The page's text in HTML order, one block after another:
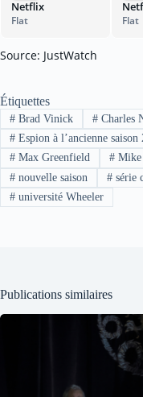
Netflix
Flat Flat
Source: JustWatch
Étiquettes
#Brad Vinick #Charles
#Espion à l’ancienne saison
#Max Greenfield #Mike
#nouvelle saison #série
#université Wheeler
Publications similaires